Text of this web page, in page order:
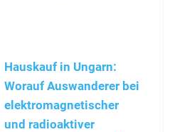
Hauskauf in Ungarn:
Worauf Auswanderer bei
elektromagnetischer
und radioaktiver